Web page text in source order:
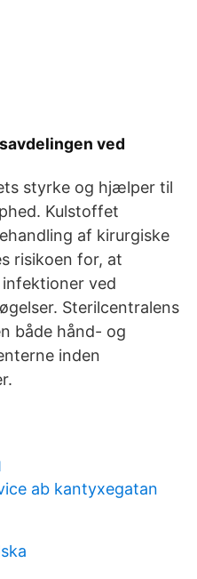
ved
styrke og hjælper til
Kulstoffet
af kirurgiske
risikoen for, at
ved
Sterilcentralens
både hånd- og
inden
ab kantyxegatan